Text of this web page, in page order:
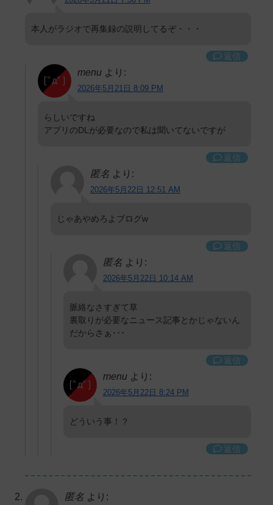
本人がラジオで再集録の説明してるぞ・・・
返信
menu より:
2026年5月21日 8:09 PM
らしいですね
アプリのDLが必要なので私は聞いてないですが
返信
匿名 より:
2026年5月22日 12:51 AM
じゃあやめろよブログw
返信
匿名 より:
2026年5月22日 10:14 AM
脈絡なさすぎて草
裏取りが必要なニュース記事とかじゃないん
だからさぁ･･･
返信
menu より:
2026年5月22日 8:24 PM
どういう事！？
返信
匿名 より: